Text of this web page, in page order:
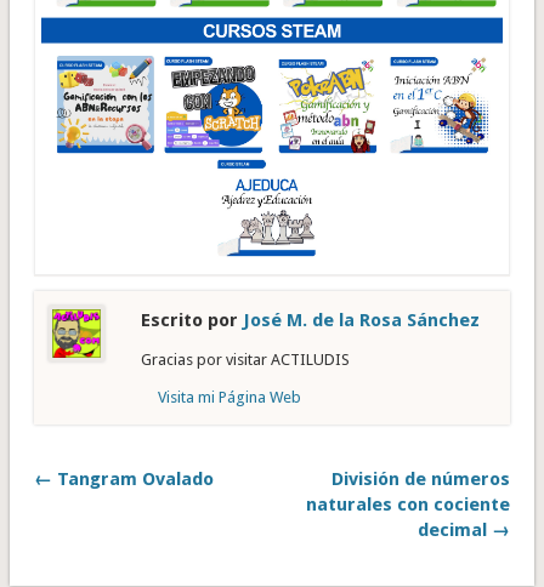
Escrito por José M. de la Rosa Sánchez
Gracias por visitar ACTILUDIS
Visita mi Página Web
← Tangram Ovalado
División de números
naturales con cociente
decimal →